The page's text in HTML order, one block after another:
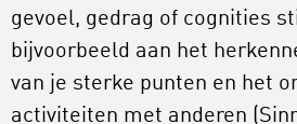
gevoel, gedrag of cognities
bijvoorbeeld aan het
van je sterke punten en het
activiteiten met anderen